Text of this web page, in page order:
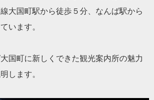
大国町駅から徒歩５分、なんば駅から
います。
国町に新しくできた観光案内所の魅力
します。